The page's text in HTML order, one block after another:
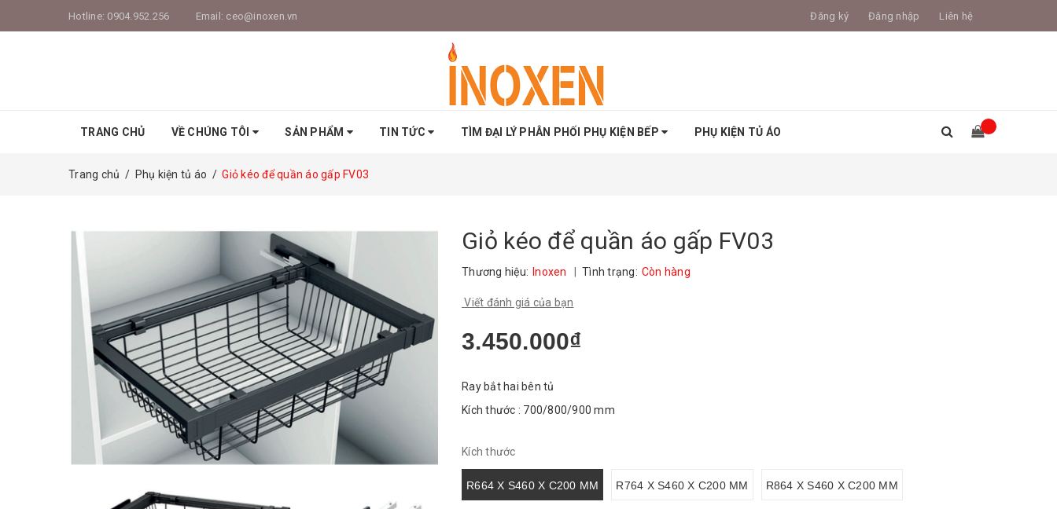
Hotline: 0904.952.256 Email: ceo@inoxen.vn Đăng ký Đăng nhập Liên hệ
TRANG CHỦ VỀ CHÚNG TÔI SẢN PHẨM TIN TỨC TÌM ĐẠI LÝ PHÂN PHỐI PHỤ KIỆN BẾP PHỤ KIỆN TỦ ÁO
Trang chủ / Phụ kiện tủ áo / Giỏ kéo để quần áo gấp FV03
Giỏ kéo để quần áo gấp FV03
Thương hiệu: Inoxen Tình trạng: Còn hàng
Viết đánh giá của bạn
3.450.000₫
Ray bắt hai bên tủ
Kích thước : 700/800/900 mm
Kích thước
R664 X S460 X C200 MM R764 X S460 X C200 MM R864 X S460 X C200 MM